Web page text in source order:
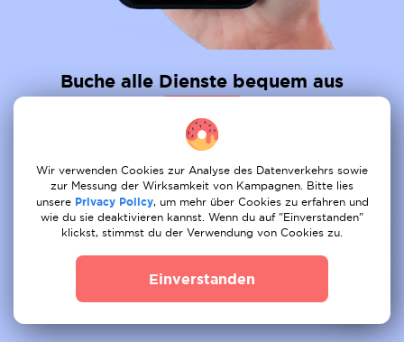
Buche alle Dienste bequem aus
Auftrag posten
02 Angebot erhalten
03 Buchen
Wir verwenden Cookies zur Analyse des Datenverkehrs sowie
zur Messung der Wirksamkeit von Kampagnen. Bitte lies
unsere Privacy Policy, um mehr über Cookies zu erfahren und
wie du sie deaktivieren kannst. Wenn du auf "Einverstanden"
klickst, stimmst du der Verwendung von Cookies zu.
Einverstanden